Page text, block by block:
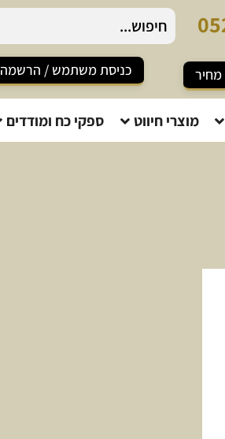
05
כניסת משתמש / הרשמה
מוצרי חיווט ספקי כח ומודדים